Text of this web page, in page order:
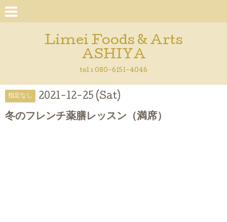
Limei Foods & Arts
ASHIYA
tel : 080-6151-4046
指定なし 2021-12-25 (Sat)
冬のフレンチ薬膳レッスン（満席）